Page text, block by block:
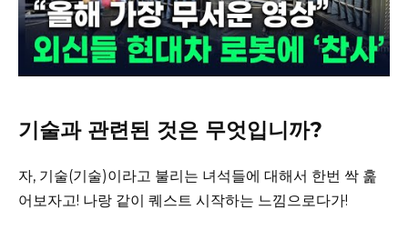
기술과 관련된 것은 무엇입니까?
자, 기술(기술)이라고 불리는 녀석들에 대해서 한번 싹 훑
어보자고! 나랑 같이 퀘스트 시작하는 느낌으로다가!